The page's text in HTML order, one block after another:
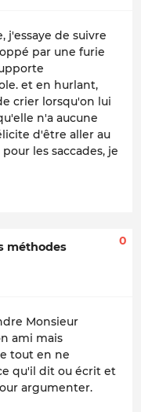
j'essaye de suivre
par une furie
et en hurlant,
crier lorsqu'on lui
n'a aucune
d'être aller au
les saccades, je
méthodes
0
Monsieur
ami mais
tout en ne
qu'il dit ou écrit et
argumenter.